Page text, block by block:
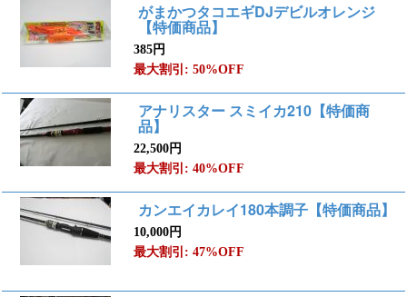
がまかつタコエギDJデビルオレンジ
【特価商品】
385円
最大割引: 50%OFF
アナリスター スミイカ210【特価商
品】
22,500円
最大割引: 40%OFF
カンエイカレイ180本調子【特価商品】
10,000円
最大割引: 47%OFF